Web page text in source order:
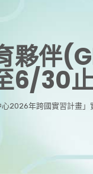
夥伴
6/30
2026年跨國實習計畫